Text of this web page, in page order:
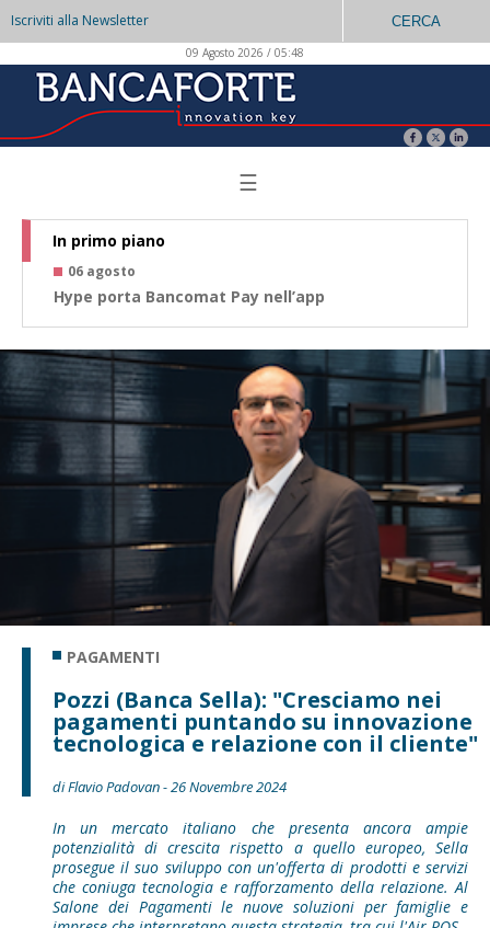
Iscriviti alla Newsletter CERCA
09 Agosto 2026 / 05:48
☰
In primo piano
06 agosto
Hype porta Bancomat Pay nell’app
PAGAMENTI
Pozzi (Banca Sella): "Cresciamo nei
pagamenti puntando su innovazione
tecnologica e relazione con il cliente"
di Flavio Padovan - 26 Novembre 2024
In un mercato italiano che presenta ancora ampie
potenzialità di crescita rispetto a quello europeo, Sella
prosegue il suo sviluppo con un'offerta di prodotti e servizi
che coniuga tecnologia e rafforzamento della relazione. Al
Salone dei Pagamenti le nuove soluzioni per famiglie e